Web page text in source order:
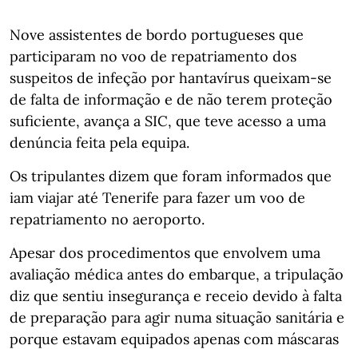
Nove assistentes de bordo portugueses que
participaram no voo de repatriamento dos
suspeitos de infeção por hantavírus queixam-se
de falta de informação e de não terem proteção
suficiente, avança a SIC, que teve acesso a uma
denúncia feita pela equipa.
Os tripulantes dizem que foram informados que
iam viajar até Tenerife para fazer um voo de
repatriamento no aeroporto.
Apesar dos procedimentos que envolvem uma
avaliação médica antes do embarque, a tripulação
diz que sentiu insegurança e receio devido à falta
de preparação para agir numa situação sanitária e
porque estavam equipados apenas com máscaras